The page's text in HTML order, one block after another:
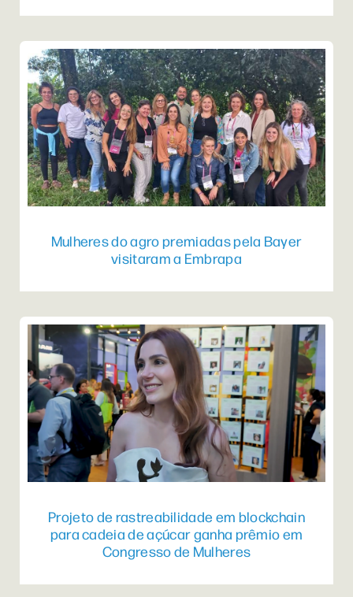
Mulheres do agro premiadas pela Bayer
visitaram a Embrapa
Projeto de rastreabilidade em blockchain
para cadeia de açúcar ganha prêmio em
Congresso de Mulheres